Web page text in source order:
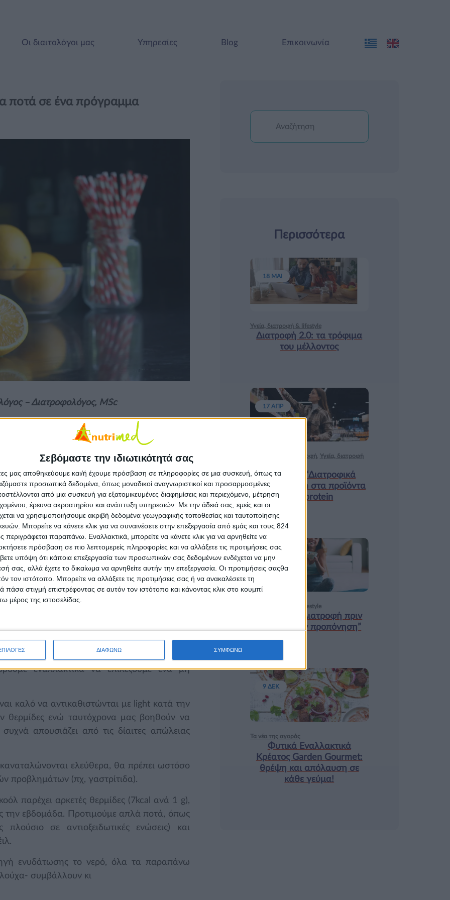
Σεβόμαστε την ιδιωτικότητά σας
μας αποθηκεύουμε και/ή έχουμε πρόσβαση σε πληροφορίες σε μια συσκευή, όπως τα
προσωπικά δεδομένα, όπως μοναδικοί αναγνωριστικοί και προσαρμοσμένες
από μια συσκευή για εξατομικευμένες διαφημίσεις και περιεχόμενο, μέτρηση
έρευνα ακροατηρίου και ανάπτυξη υπηρεσιών. Με την άδειά σας, εμείς και οι
να χρησιμοποιήσουμε ακριβή δεδομένα γεωγραφικής τοποθεσίας και ταυτοποίησης
Μπορείτε να κάνετε κλικ για να συναινέσετε στην επεξεργασία από εμάς και τους 824
παραπάνω. Εναλλακτικά, μπορείτε να κάνετε κλικ για να αρνηθείτε να
πρόσβαση σε πιο λεπτομερείς πληροφορίες και να αλλάξετε τις προτιμήσεις σας
υπόψη ότι κάποια επεξεργασία των προσωπικών σας δεδομένων ενδέχεται να μην
σας, αλλά έχετε το δικαίωμα να αρνηθείτε αυτήν την επεξεργασία. Οι προτιμήσεις σαςθα
τον ιστότοπο. Μπορείτε να αλλάξετε τις προτιμήσεις σας ή να ανακαλέσετε τη
στιγμή επιστρέφοντας σε αυτόν τον ιστότοπο και κάνοντας κλικ στο κουμπί
μέρος της ιστοσελίδας.
ΔΙΑΦΩΝΩ ΣΥΜΦΩΝΩ
Οι διαιτολόγοι μας Υπηρεσίες Blog Επικοινωνία
ποτά σε ένα πρόγραμμα
– Διατροφολόγος, MSc
τείνουμε να στρέφουμε την
τα υγρά που καταναλώνουμε μπορεί να
μας. Εαν θέλουμε λοιπόν να
ημερησίως, θα πρέπει να
προσλαμβάνουμε.
και ως επι το πλείστον περιέχεται εξ’
ή στο βραδινό). Να θυμάστε οτι ιδανικά,
θα πρέπει να προσλαμβάνουμε 2-3 μερίδες
λιπαρά μας δίνει περίπου 120kcal.
καθώς τα φρούτα περιέχoυν από την φύση
έναν φυσικό χυμό όταν δεν έχουμε τη
προσέχουμε να επιλέγουμε πάντα 100%
καταναλώνονται σκέτα, δεν μας δίνουν
καφεϊνης που περιέχει, μας βοηθά στην
μας εφοδιάζει με πλήθος
Θα πρέπει να δώσουμε
εναλλακτικά να επιλέξουμε ένα μη
καλό να αντικαθιστώνται με light κατά την
θερμίδες ενώ ταυτόχρονα μας βοηθούν να
απουσιάζει από τις δίαιτες απώλειας
ελεύθερα, θα πρέπει ωστόσο
προβλημάτων (πχ, γαστρίτιδα).
παρέχει αρκετές θερμίδες (7kcal ανά 1 g),
την εβδομάδα. Προτιμούμε απλά ποτά, όπως
σε αντιοξειδωτικές ενώσεις) και
ενυδάτωσης το νερό, όλα τα παραπάνω
συμβάλλουν κι
Περισσότερα
Υγεία, διατροφή & lifestyle
Διατροφή 2.0: τα τρόφιμα
του μέλλοντος
18 ΜΑΙ
Ισορροπημένη διατροφή, Υγεία, διατροφή
Κεφάλαιο “Διατροφικά
trends”: zoοm στα προϊόντα
high protein
17 ΑΠΡ
Υγεία, διατροφή & lifestyle
Κεφάλαιο “Διατροφή πριν
και μετά την προπόνηση”
18 ΦΕΒ
Τα νέα της αγοράς
Φυτικά Εναλλακτικά
Κρέατος Garden Gourmet:
θρέψη και απόλαυση σε
κάθε γεύμα!
9 ΔΕΚ